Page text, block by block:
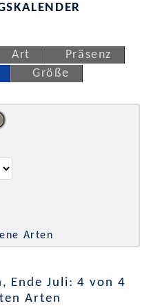
Art
Präsenz
Größe
Arten
Ende Juli: 4 von 4
Arten